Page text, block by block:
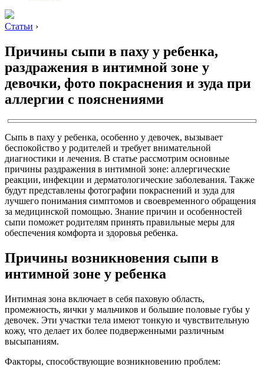
Статьи ›
Причины сыпи в паху у ребенка,
раздражения в интимной зоне у
девочки, фото покраснения и зуда при
аллергии с пояснениями
Сыпь в паху у ребенка, особенно у девочек, вызывает
беспокойство у родителей и требует внимательной
диагностики и лечения. В статье рассмотрим основные
причины раздражения в интимной зоне: аллергические
реакции, инфекции и дерматологические заболевания. Также
будут представлены фотографии покраснений и зуда для
лучшего понимания симптомов и своевременного обращения
за медицинской помощью. Знание причин и особенностей
сыпи поможет родителям принять правильные меры для
обеспечения комфорта и здоровья ребенка.
Причины возникновения сыпи в
интимной зоне у ребенка
Интимная зона включает в себя паховую область,
промежность, яички у мальчиков и большие половые губы у
девочек. Эти участки тела имеют тонкую и чувствительную
кожу, что делает их более подверженными различным
высыпаниям.
Факторы, способствующие возникновению проблем: